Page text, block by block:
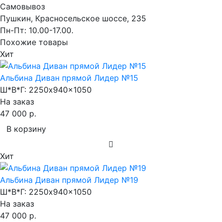
Самовывоз
Пушкин, Красносельское шоссе, 235
Пн-Пт: 10.00-17.00.
Похожие товары
Хит
Альбина Диван прямой Лидер №15
Ш*В*Г: 2250x940x1050
На заказ
47 000 р.
В корзину
Хит
Альбина Диван прямой Лидер №19
Ш*В*Г: 2250x940x1050
На заказ
47 000 р.